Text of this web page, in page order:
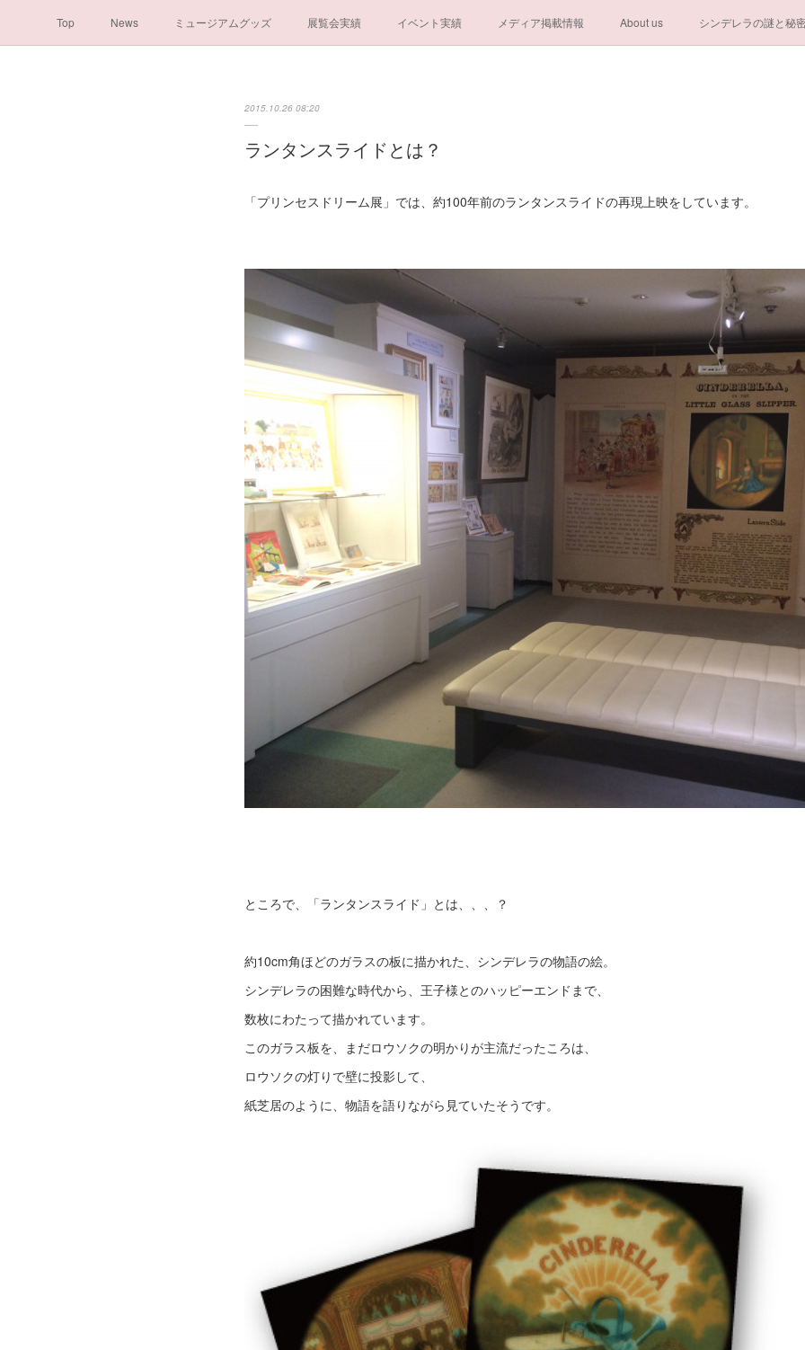
Top News ミュージアムグッズ 展覧会実績 イベント実績 メディア掲載情報 About us シンデレラの謎と秘
2015.10.26 08:20
ランタンスライドとは？
「プリンセスドリーム展」では、約100年前のランタンスライドの再現上映をしています。
ところで、「ランタンスライド」とは、、、？
約10cm角ほどのガラスの板に描かれた、シンデレラの物語の絵。
シンデレラの困難な時代から、王子様とのハッピーエンドまで、
数枚にわたって描かれています。
このガラス板を、まだロウソクの明かりが主流だったころは、
ロウソクの灯りで壁に投影して、
紙芝居のように、物語を語りながら見ていたそうです。